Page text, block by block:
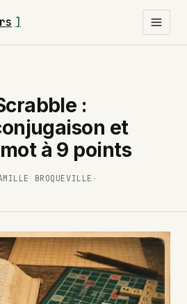
]
:
et
à 9 points
BROQUEVILLE ·